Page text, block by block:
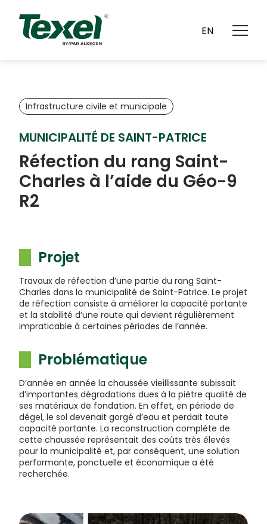
EN
CONTACT
Infrastructure civile et municipale
MUNICIPALITÉ DE SAINT-PATRICE
Réfection du rang Saint-
Charles à l’aide du Géo-9
R2
Projet
Travaux de réfection d’une partie du rang Saint-
Charles dans la municipalité de Saint-Patrice. Le projet
de réfection consiste à améliorer la capacité portante
et la stabilité d’une route qui devient régulièrement
impraticable à certaines périodes de l’année.
Problématique
D’année en année la chaussée vieillissante subissait
d’importantes dégradations dues à la piètre qualité de
ses matériaux de fondation. En effet, en période de
dégel, le sol devenait gorgé d’eau et perdait toute
capacité portante. La reconstruction complète de
cette chaussée représentait des coûts très élevés
pour la municipalité et, par conséquent, une solution
performante, ponctuelle et économique a été
recherchée.